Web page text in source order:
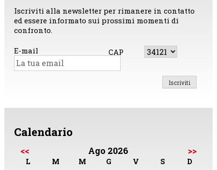
Iscriviti alla newsletter per rimanere in contatto
ed essere informato sui prossimi momenti di
confronto.
E-mail CAP
Calendario
<< Ago 2026 >>
L M M G V S
D